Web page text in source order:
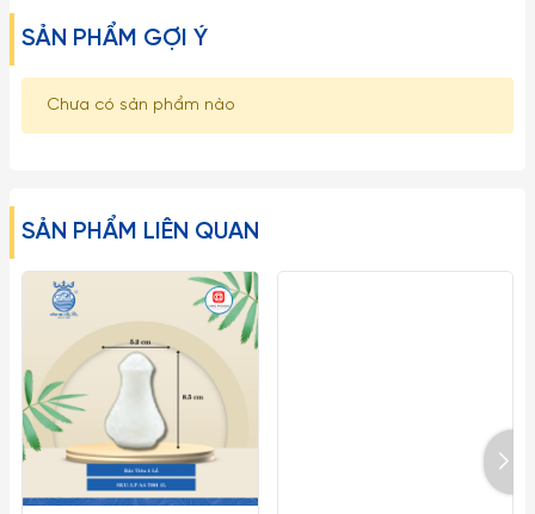
🌿 🌿Sử dụng & bảo quản nhựa Acrylic:🌿🌿
- Không sử dụng sản phẩm làm từ nhựa acrylic trong máy rửa
chén bát và lò vi sóng
làm sạch sản phẩm
🌿 🌿Xuất xứ: Việt Nam🌿 🌿
🌿 🌿Ưu điểm nổi bật của nhựa Acrylic:🌿 🌿
- Nhựa Acrylic
là vật liệu nhựa có bề mặt cứng, có độ bền
cao, không bị bóp méo bởi các tác động bên ngoài như môi
trường, thời tiết,..Do vậy, sản phẩm từ
có thể sử
dụng thời gian dài mà vẫn như mới
SẢN PHẨM GỢI Ý
Chưa có sản phẩm nào
SẢN PHẨM LIÊN QUAN